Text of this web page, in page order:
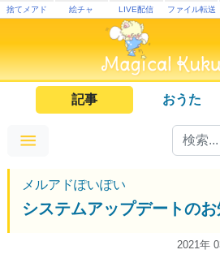
捨てメアド 絵チャ LIVE配信 ファイル転送
記事 おうた
メルアドぽいぽい
システムアップデートの
2021年